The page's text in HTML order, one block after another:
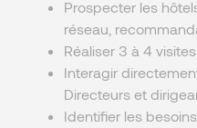
Prospecter les
réseau,
Réaliser 3 à 4
Interagir
Directeurs et
Identifier les